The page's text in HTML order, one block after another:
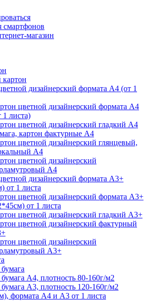
дизайнерский формата А4 (от 1
цветной дизайнерский формата А4
1 листа)
цветной дизайнерский гладкий А4
картон фактурные А4
цветной дизайнерский глянцевый,
А4
цветной дизайнерский
А4
дизайнерский формата А3+
от 1 листа
цветной дизайнерский формата А3+
от 1 листа
цветной дизайнерский гладкий А3+
цветной дизайнерский фактурный
цветной дизайнерский
А3+
А4, плотность 80-160г/м2
А3, плотность 120-160г/м2
формата А4 и А3 от 1 листа